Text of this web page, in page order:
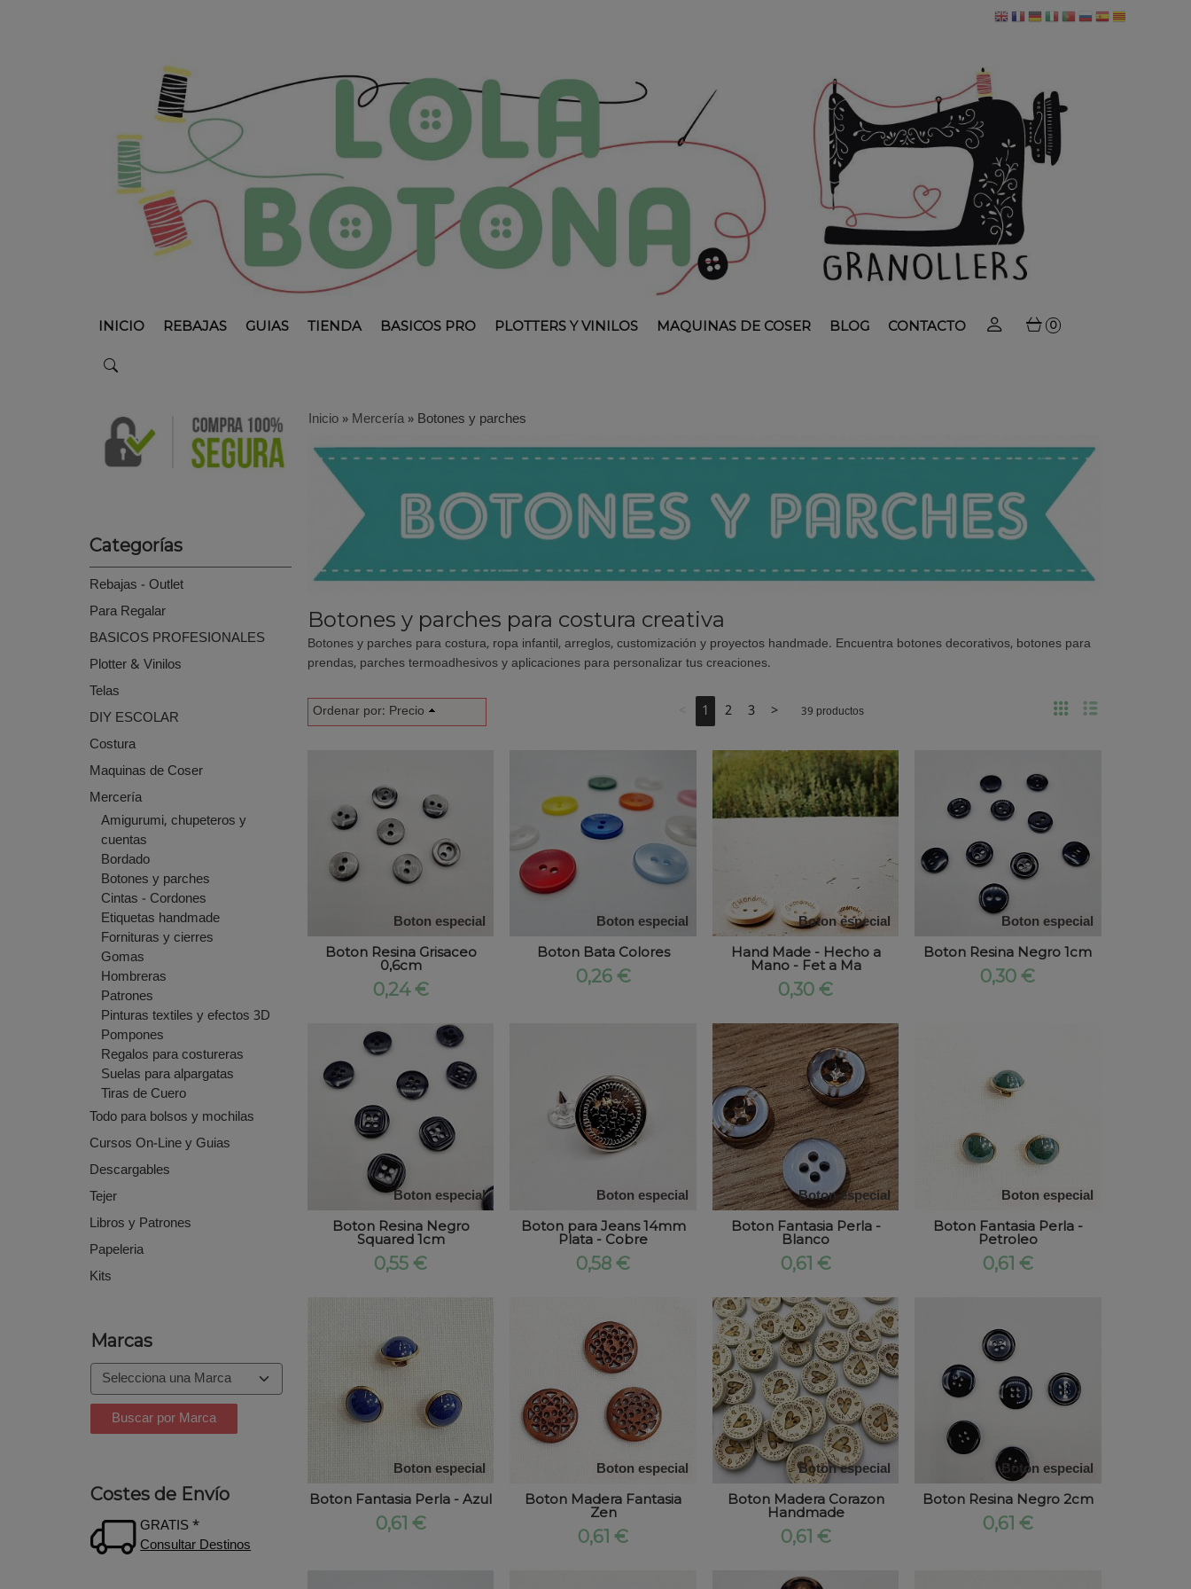
INICIO REBAJAS GUIAS TIENDA BASICOS PRO PLOTTERS Y VINILOS MAQUINAS DE COSER BLOG CONTACTO 0
Categorías
Rebajas - Outlet
Para Regalar
BASICOS PROFESIONALES
Plotter & Vinilos
Telas
DIY ESCOLAR
Costura
Maquinas de Coser
Mercería
Amigurumi, chupeteros y
cuentas
Bordado
Botones y parches
Cintas - Cordones
Etiquetas handmade
Fornituras y cierres
Gomas
Hombreras
Patrones
Pinturas textiles y efectos 3D
Pompones
Regalos para costureras
Suelas para alpargatas
Tiras de Cuero
Todo para bolsos y mochilas
Cursos On-Line y Guias
Descargables
Tejer
Libros y Patrones
Papeleria
Kits
Marcas
Costes de Envío
GRATIS *
Consultar Destinos
Inicio»Mercería»Botones y parches
Botones y parches para costura creativa
Botones y parches para costura, ropa infantil, arreglos, customización y proyectos handmade. Encuentra botones decorativos, botones para
prendas, parches termoadhesivos y aplicaciones para personalizar tus creaciones.
Ordenar por: Precio 1 2 3 > 39 productos
Boton especial
Boton Resina Grisaceo
0,6cm
0,24 €
Boton especial
Boton Bata Colores
0,26 €
Boton especial
Hand Made - Hecho a
Mano - Fet a Ma
0,30 €
Boton especial
Boton Resina Negro 1cm
0,30 €
Boton especial
Boton Resina Negro
Squared 1cm
0,55 €
Boton especial
Boton para Jeans 14mm
Plata - Cobre
0,58 €
Boton especial
Boton Fantasia Perla -
Blanco
0,61 €
Boton especial
Boton Fantasia Perla -
Petroleo
0,61 €
Boton especial
Boton Fantasia Perla - Azul
0,61 €
Boton especial
Boton Madera Fantasia
Zen
0,61 €
Boton especial
Boton Madera Corazon
Handmade
0,61 €
Boton especial
Boton Resina Negro 2cm
0,61 €